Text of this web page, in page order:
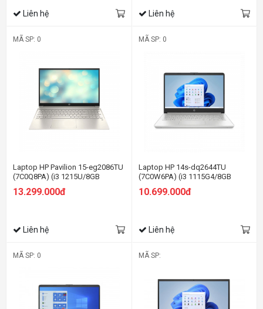
Liên hệ Liên hệ
MÃ SP: 0
Laptop HP Pavilion 15-eg2086TU
(7C0Q8PA) (i3 1215U/8GB
FHD/Win11/Vàng)
13.299.000đ
Liên hệ
MÃ SP: 0
Laptop HP 14s-dq2644TU
(7C0W6PA) (i3 1115G4/8GB
FHD/Win11/Bạc)
10.699.000đ
Liên hệ
MÃ SP: 0 MÃ SP: